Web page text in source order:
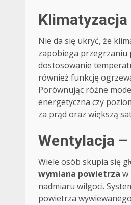
Nie da się ukryć, że
zapobiega przegrzaniu
dostosowanie
również funkcję
Porównując różne
energetyczna czy
za prąd oraz większą
Wentylacja
Wiele osób skupia się
wymiana powietrza w
nadmiaru wilgoci.
powietrza